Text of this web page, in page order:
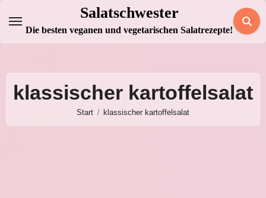
Inhalt
springen
Salatschwester
Die besten veganen und vegetarischen Salatrezepte!
klassischer kartoffelsalat
Start klassischer kartoffelsalat